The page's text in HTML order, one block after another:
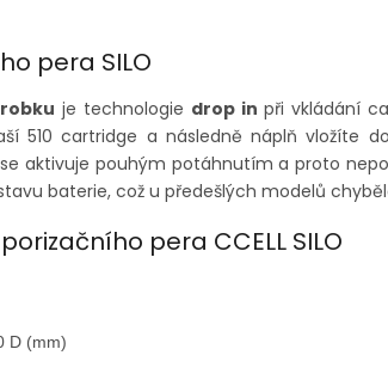
pera SILO
je technologie drop in při vkládání
510 cartridge a následně náplň vložíte
aktivuje pouhým potáhnutím a proto
baterie, což u předešlých modelů
pera CCELL SILO
D (mm)